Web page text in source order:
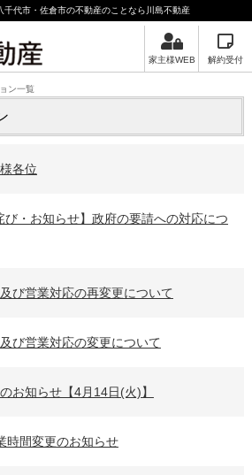
千代市・佐倉市の不動産のことなら川島不動産
家主様WEB 解約受付
ン一覧
各位
び・お知らせ】政府の要請への対応につ
び営業対応の再変更について
び営業対応の変更について
お知らせ【4月14日(火)】
時間変更のお知らせ